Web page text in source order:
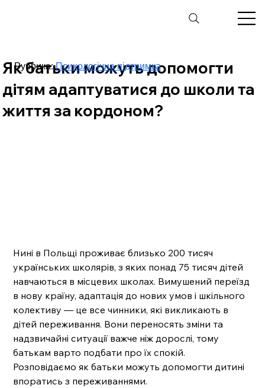
Як батьки можуть допомогти
дітям адаптуватися до школи та
життя за кордоном?
Нині в Польщі проживає близько 200 тисяч
українських школярів, з яких понад 75 тисяч дітей
навчаються в місцевих школах. Вимушений переїзд
в нову країну, адаптація до нових умов і шкільного
колективу — це все чинники, які викликають в
дітей переживання. Вони переносять зміни та
надзвичайні ситуації важче ніж дорослі, тому
батькам варто подбати про їх спокій.
Розповідаємо як батьки можуть допомогти дитині
впоратись з переживаннями.
Рубрика:Психологічна підтримка